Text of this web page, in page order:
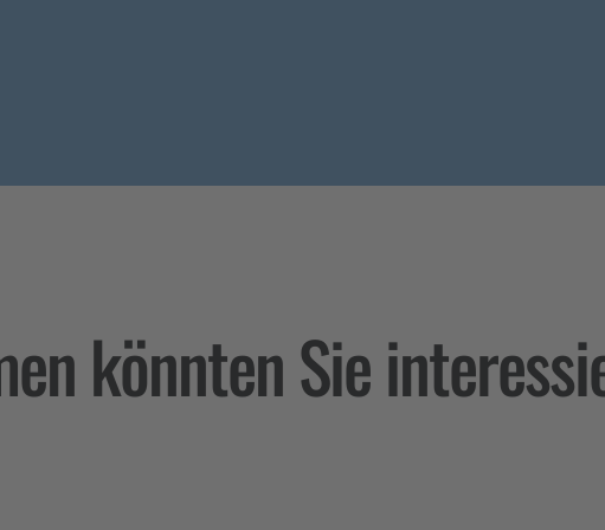
könnten Sie